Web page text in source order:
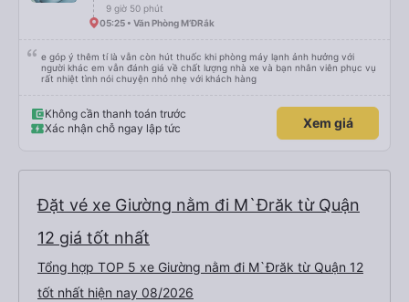
9 giờ 50 phút
05:25 • Văn Phòng M’ĐRắk
e góp ý thêm tí là vẫn còn hút thuốc khi phòng máy lạnh ảnh hưởng với
người khác em vẫn đánh giá về chất lượng nhà xe và bạn nhân viên phục vụ
rất nhiệt tình nói chuyện nhỏ nhẹ với khách hàng
Không cần thanh toán trước
Xác nhận chỗ ngay lập tức
Xem giá
Đặt vé xe Giường nằm đi M`Đrăk từ Quận
12 giá tốt nhất
Tổng hợp TOP 5 xe Giường nằm đi M`Đrăk từ Quận 12
tốt nhất hiện nay 08/2026